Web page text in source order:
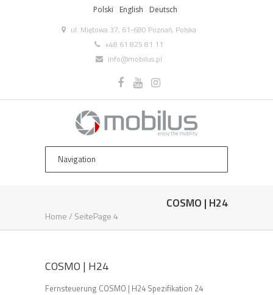
Polski English Deutsch
ul. Miętowa 37, 61-680 Poznań, Polska
+48 61 825 81 11
info@mobilus.pl
COSMO | H24
Home/ SeitePage 4
COSMO | H24
Fernsteuerung COSMO | H24 Spezifikation 24